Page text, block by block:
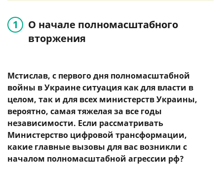
внедрение электронных услуг и развитие
цифровой грамотности населения.
телекоммуникационных сетей и ІТ-индустрии.
Минцифры работает над созданием «государства
в смартфоне», сочетающего в себе мобильное
приложение и портал государственных услуг
«Дія».
В своей работе Минцифры ориентируется на
О начале полномасштабного
вторжения
Мстислав, с первого дня полномасштабной
войны в Украине ситуация как для власти в
целом, так и для всех министерств Украины,
вероятно, самая тяжелая за все годы
независимости. Если рассматривать
Министерство цифровой трансформации,
какие главные вызовы для вас возникли с
началом полномасштабной агрессии рф?